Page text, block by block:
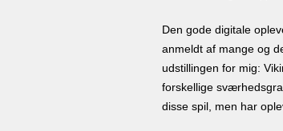
Den gode digitale
anmeldt af mange og
udstillingen for mig:
forskellige
disse spil, men har